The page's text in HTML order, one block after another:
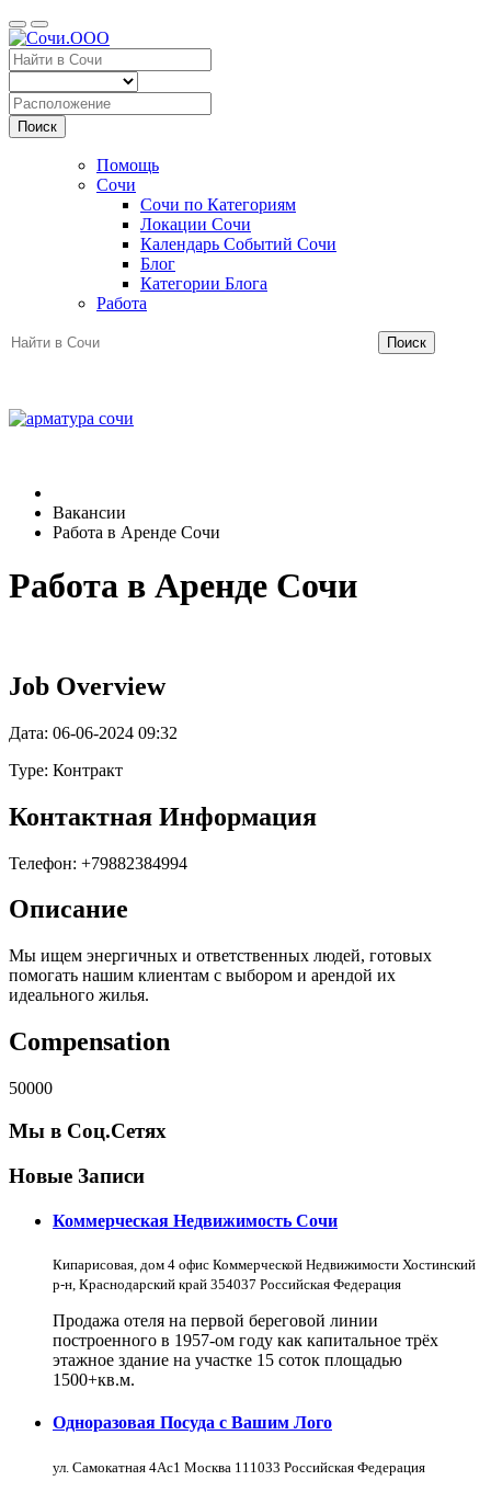
Поиск
Помощь
Сочи
Сочи по Категориям
Локации Сочи
Календарь Событий Сочи
Блог
Категории Блога
Работа
Поиск
Вакансии
Работа в Аренде Сочи
Работа в Аренде Сочи
Job Overview
Дата: 06-06-2024 09:32
Type: Контракт
Контактная Информация
Телефон: +79882384994
Описание
Мы ищем энергичных и ответственных людей, готовых
помогать нашим клиентам с выбором и арендой их
идеального жилья.
Compensation
50000
Мы в Соц.Сетях
Новые Записи
Коммерческая Недвижимость Сочи
Кипарисовая, дом 4 офис Коммерческой Недвижимости Хостинский
р-н, Краснодарский край 354037 Российская Федерация
Продажа отеля на первой береговой линии
построенного в 1957-ом году как капитальное трёх
этажное здание на участке 15 соток площадью
1500+кв.м.
Одноразовая Посуда с Вашим Лого
ул. Самокатная 4Ас1 Москва 111033 Российская Федерация